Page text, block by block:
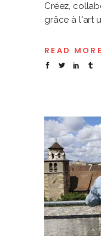
Créez,
grâce à l'art
READ MORE